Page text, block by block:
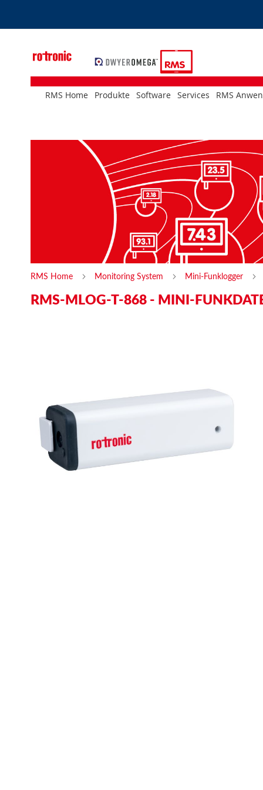
RMS Home Produkte Software Services RMS
RMS Home Monitoring System Mini-Funklogger
RMS-MLOG-T-868 - MINI-
images
gallery